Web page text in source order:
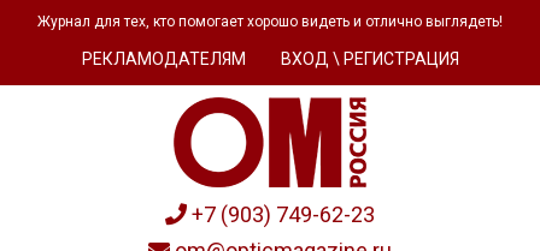
Журнал для тех, кто помогает хорошо видеть и отлично выглядеть!
РЕКЛАМОДАТЕЛЯМ ВХОД \ РЕГИСТРАЦИЯ
+7 (903) 749-62-23